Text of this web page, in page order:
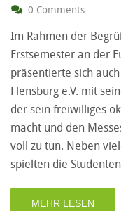
0 Comments
Im Rahmen der
Erstsemester an der
präsentierte sich
Flensburg e.V. mit
der sein freiwilliges
macht und den
voll zu tun. Neben
spielten die
MEHR LESEN